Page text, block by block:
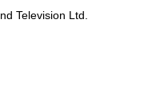
Television Ltd.